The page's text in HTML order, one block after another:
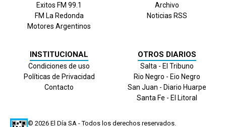
Exitos FM 99.1
FM La Redonda
Motores Argentinos
Archivo
Noticias RSS
INSTITUCIONAL
Condiciones de uso
Políticas de Privacidad
Contacto
OTROS DIARIOS
Salta - El Tribuno
Rio Negro - Eio Negro
San Juan - Diario Huarpe
Santa Fe - El Litoral
© 2026 El Día SA - Todos los derechos reservados.